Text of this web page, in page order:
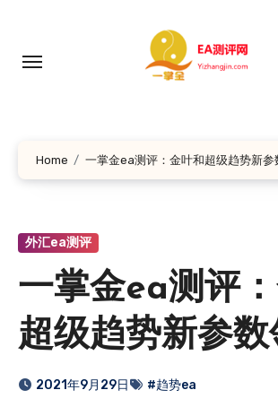
Home 一掌金ea测评：金叶和超级趋势新参
外汇ea测评
一掌金ea测评
超级趋势新参数
2021年9月29日 #趋势ea